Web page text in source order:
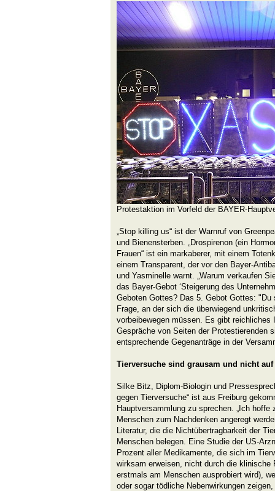
Protestaktion im Vorfeld der BAYER-
„Stop killing us“ ist der Warnruf von
und Bienensterben. „Drospirenon (ein
Frauen“ ist ein markaberer, mit einem
einem Transparent, der vor den Bayer-
und Yasminelle warnt. „Warum verkaufen
das Bayer-Gebot ‘Steigerung des
Geboten Gottes? Das 5. Gebot Gottes: "Du
Frage, an der sich die überwiegend
vorbeibewegen müssen. Es gibt reichliches
Gespräche von Seiten der Protestierenden
entsprechende Gegenanträge in der
Tierversuche sind grausam und nicht
Silke Bitz, Diplom-Biologin und
gegen Tierversuche“ ist aus Freiburg
Hauptversammlung zu sprechen. „Ich
Menschen zum Nachdenken angeregt
Literatur, die die Nichtübertragbarkeit der
Menschen belegen. Eine Studie der US-
Prozent aller Medikamente, die sich im
wirksam erweisen, nicht durch die klinische
erstmals am Menschen ausprobiert wird),
oder sogar tödliche Nebenwirkungen